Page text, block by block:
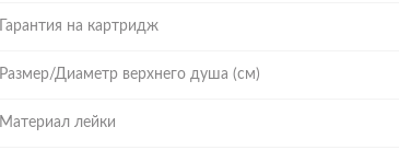
Гарантия на картридж
Размер/Диаметр верхнего душа (см)
Материал лейки